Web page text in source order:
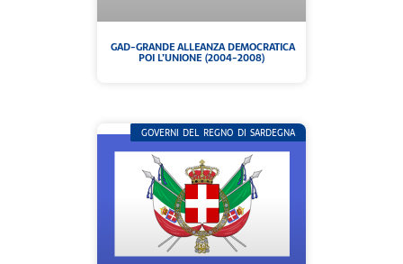
GAD-GRANDE ALLEANZA DEMOCRATICA
POI L’UNIONE (2004-2008)
GOVERNI DEL REGNO DI SARDEGNA